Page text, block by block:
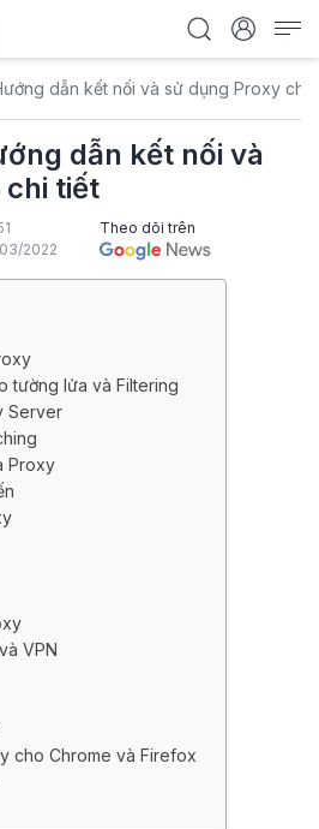
dẫn kết nối và sử dụng Proxy chi
dẫn kết nối và
chi tiết
2022
Theo dõi trên
tường lửa và Filtering
Server
Proxy
VPN
cho Chrome và Firefox